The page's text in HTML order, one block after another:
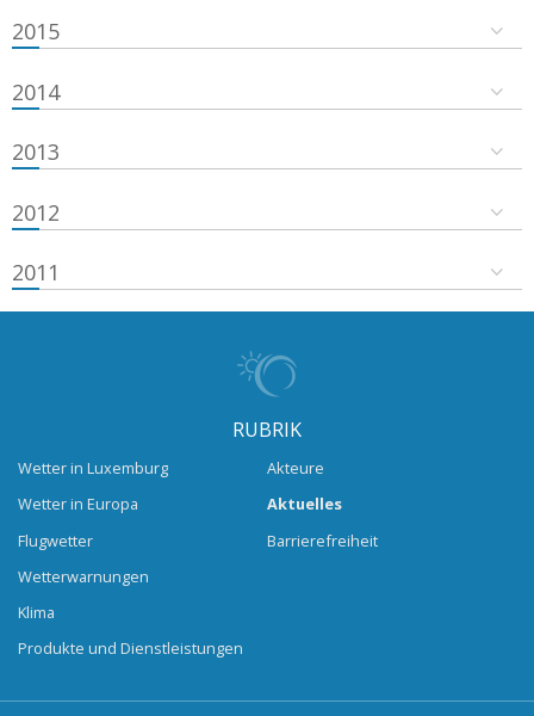
2015
2014
2013
2012
2011
RUBRIK
Wetter in Luxemburg
Wetter in Europa
Flugwetter
Wetterwarnungen
Klima
Produkte und Dienstleistungen
Akteure
Aktuelles
Barrierefreiheit